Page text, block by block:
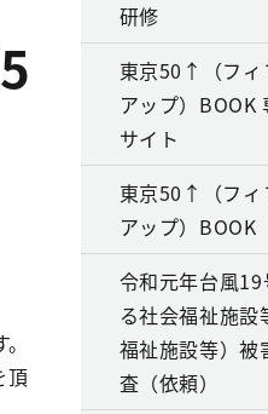
頂
研修
東京50↑（フィ
アップ）BOOK
サイト
東京50↑（フィ
アップ）BOOK
令和元年台風
る社会福祉施設
福祉施設等）被
査（依頼）